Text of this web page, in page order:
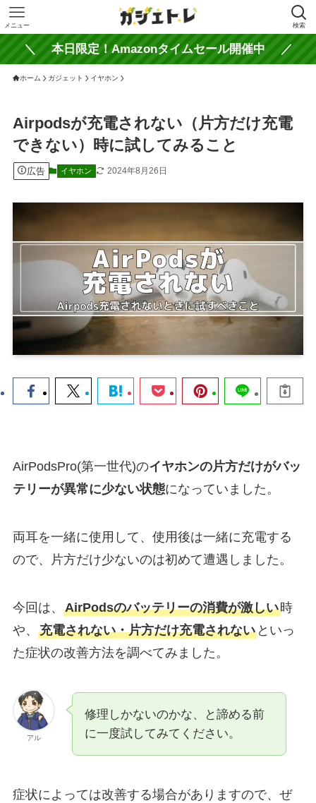
検索
メニュー
＼ 本日限定！Amazonタイムセール開催中 ／
ホーム ガジェット イヤホン
Airpodsが充電されない（片方だけ充電
できない）時に試してみること
広告 イヤホン 2024年8月26日
AirPodsPro(第一世代)のイヤホンの片方だけがバッ
テリーが異常に少ない状態になっていました。
両耳を一緒に使用して、使用後は一緒に充電する
ので、片方だけ少ないのは初めて遭遇しました。
今回は、 AirPodsのバッテリーの消費が激しい時
や、 充電されない・片方だけ充電されないといっ
た症状の改善方法を調べてみました。
アル
修理しかないのかな、と諦める前
に一度試してみてください。
症状によっては改善する場合がありますので、ぜ